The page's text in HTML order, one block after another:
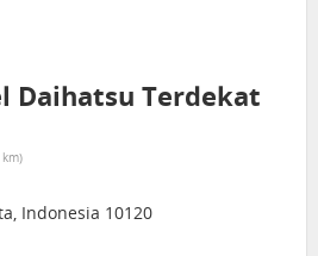
Daihatsu Terdekat
Indonesia 10120